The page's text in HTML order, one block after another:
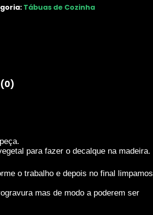
Tábuas de Cozinha
para fazer o decalque na madeira.
o trabalho e depois no final limpamos
mas de modo a poderem ser